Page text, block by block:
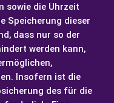
sowie die Uhrzeit
Speicherung dieser
dass nur so der
werden kann,
Insofern ist die
des für die